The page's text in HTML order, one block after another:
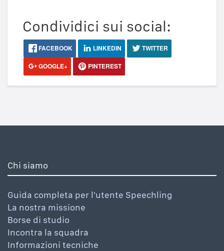
Condividici sui social:
FACEBOOK LINKEDIN
TWITTER
GOOGLE+
PINTEREST
Chi siamo
Guida completa per l'utente Speechling
La nostra missione
Borse di studio
Incontra la squadra
Informazioni tecniche